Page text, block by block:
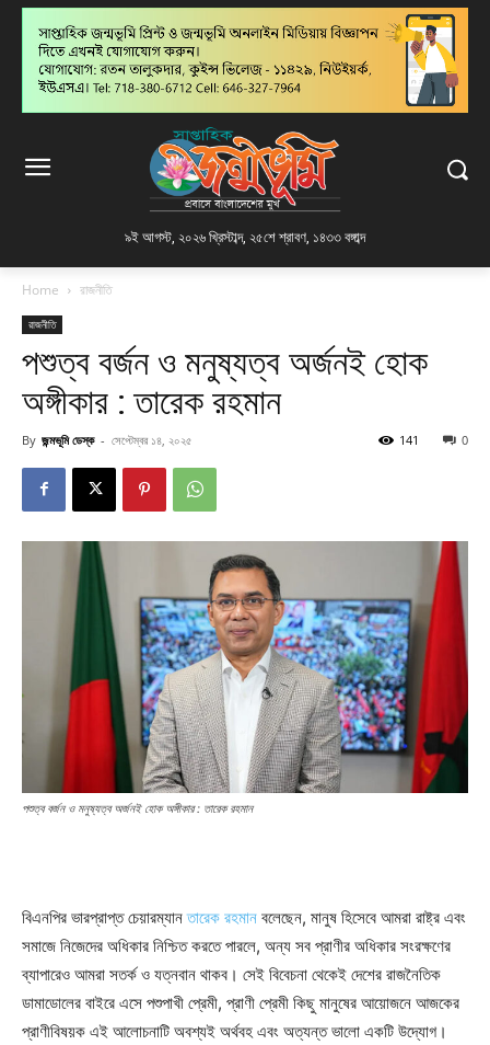
৯ই আগস্ট, ২০২৬ খ্রিস্টাব্দ, ২৫শে শ্রাবণ, ১৪৩৩ বঙ্গাব্দ
Home রাজনীতি
রাজনীতি
পশুত্ব বর্জন ও মনুষ্যত্ব অর্জনই হোক
অঙ্গীকার : তারেক রহমান
By জন্মভূমি ডেস্ক - সেপ্টেম্বর ১৪, ২০২৫ 0
141
পশুত্ব বর্জন ও মনুষ্যত্ব অর্জনই হোক অঙ্গীকার : তারেক রহমান
বিএনপির ভারপ্রাপ্ত চেয়ারম্যানতারেক রহমান বলেছেন, মানুষ হিসেবে আমরা রাষ্ট্র এবং
সমাজে নিজেদের অধিকার নিশ্চিত করতে পারলে, অন্য সব প্রাণীর অধিকার সংরক্ষণের
ব্যাপারেও আমরা সতর্ক ও যত্নবান থাকব। সেই বিবেচনা থেকেই দেশের রাজনৈতিক
ডামাডোলের বাইরে এসে পশুপাখী প্রেমী, প্রাণী প্রেমী কিছু মানুষের আয়োজনে আজকের
প্রাণীবিষয়ক এই আলোচনাটি অবশ্যই অর্থবহ এবং অত্যন্ত ভালো একটি উদ্যোগ।